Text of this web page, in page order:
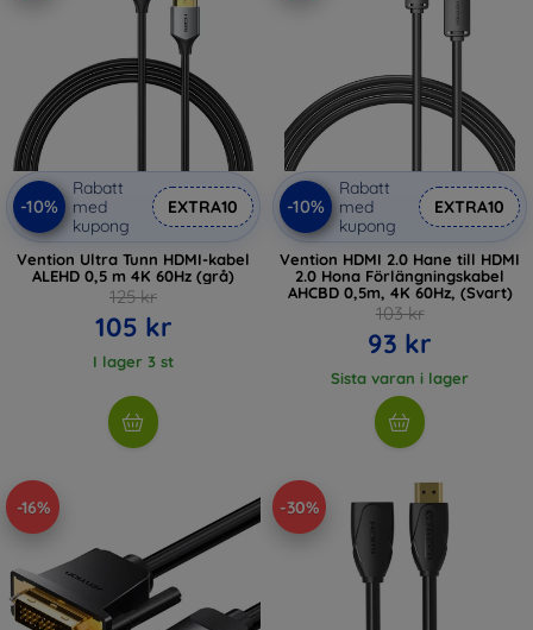
-10%
Rabatt
med
kupong
EXTRA10
Vention Ultra Tunn HDMI-kabel
ALEHD 0,5 m 4K 60Hz (grå)
125 kr
105 kr
I lager 3 st
-10%
Rabatt
med
kupong
EXTRA10
Vention HDMI 2.0 Hane till HDMI
2.0 Hona Förlängningskabel
AHCBD 0,5m, 4K 60Hz, (Svart)
103 kr
93 kr
Sista varan i lager
-16% -30%